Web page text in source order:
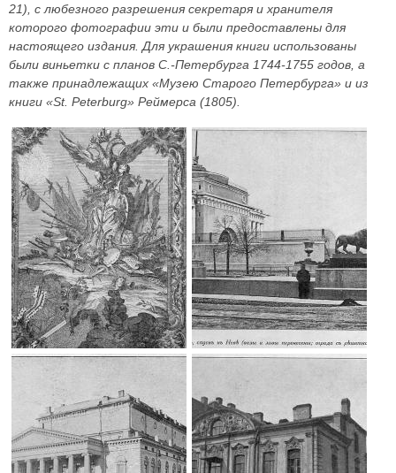
21), с любезного разрешения секретаря и хранителя
которого фотографии эти и были предоставлены для
настоящего издания. Для украшения книги использованы
были виньетки с планов С.-Петербурга 1744-1755 годов, а
также принадлежащих «Музею Старого Петербурга» и из
книги «St. Peterburg» Реймерса (1805).